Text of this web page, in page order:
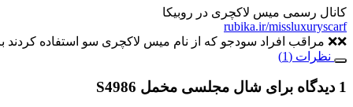
کانال رسمی میس لاکچری در روبیکا
rubika.ir/missluxuryscarf
❌❌ مراقب افراد سودجو که از نام میس لاکچری سو استفاده کردند
نظرات (1)
1 دیدگاه برای شال مجلسی مخمل S4986